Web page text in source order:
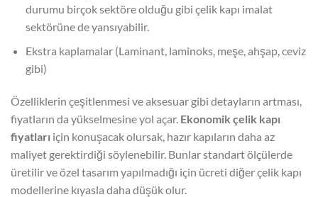
durumu birçok sektöre olduğu gibi çelik kapı imalat
sektörüne de yansıyabilir.
Ekstra kaplamalar (Laminant, laminoks, meşe, ahşap, ceviz
gibi)
Özelliklerin çeşitlenmesi ve aksesuar gibi detayların artması,
fiyatların da yükselmesine yol açar. Ekonomik çelik kapı
fiyatları için konuşacak olursak, hazır kapıların daha az
maliyet gerektirdiği söylenebilir. Bunlar standart ölçülerde
üretilir ve özel tasarım yapılmadığı için ücreti diğer çelik kapı
modellerine kıyasla daha düşük olur.